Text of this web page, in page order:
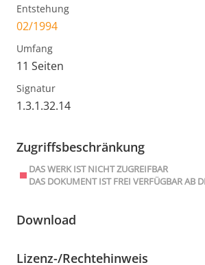
Entstehung
02/1994
Umfang
11 Seiten
Signatur
1.3.1.32.14
Zugriffsbeschränkung
DAS WERK IST NICHT ZUGREIFBAR
DAS DOKUMENT IST FREI VERFÜGBAR AB
Download
Lizenz-/Rechtehinweis